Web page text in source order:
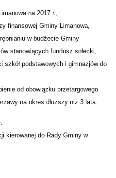
na 2017 r.,
finansowej Gminy Limanowa,
w budżecie Gminy
stanowiących fundusz sołecki,
szkół podstawowych i gimnazjów do
od obowiązku przetargowego
na okres dłuższy niż 3 lata.
kierowanej do Rady Gminy w